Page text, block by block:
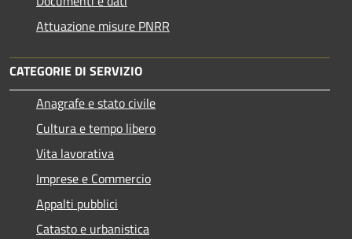
Attuazione misure PNRR
CATEGORIE DI SERVIZIO
Anagrafe e stato civile
Cultura e tempo libero
Vita lavorativa
Imprese e Commercio
Appalti pubblici
Catasto e urbanistica